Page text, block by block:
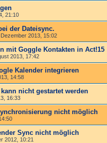
21:10
der Dateisync.
2013, 15:02
mit Goggle Kontakten in Act!15
2013, 17:42
Kalender integrieren
14:58
nicht gestartet werden
16:33
nicht möglich
Sync nicht möglich
2012, 10:21